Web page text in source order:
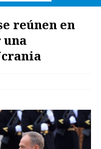
reúnen en
una